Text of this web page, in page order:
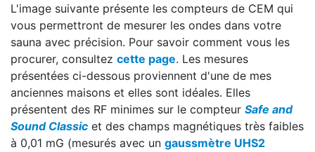
L'image suivante présente les compteurs de CEM qui
vous permettront de mesurer les ondes dans votre
sauna avec précision. Pour savoir comment vous les
procurer, consultez cette page. Les mesures
présentées ci-dessous proviennent d'une de mes
anciennes maisons et elles sont idéales. Elles
présentent des RF minimes sur le compteur Safe and
Sound Classic et des champs magnétiques très faibles
à 0,01 mG (mesurés avec un gaussmètre UHS2